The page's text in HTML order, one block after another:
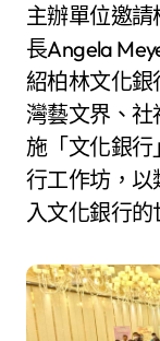
主辦單位邀
長Angela
紹柏林文化
灣藝文界、
施「文化銀
行工作坊，
入文化銀行的